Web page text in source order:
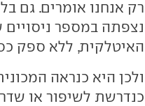
נצפתה במספר ניסויים
האיטלקית, ללא ספק
ולכן היא כנראה
כנדרשת לשיפור או